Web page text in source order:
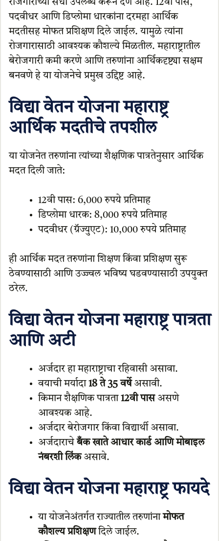
रोजगाराच्या संधी उपलब्ध करून देणे आहे. 12वी पास,
पदवीधर आणि डिप्लोमा धारकांना दरमहा आर्थिक
मदतीसह मोफत प्रशिक्षण दिले जाईल. यामुळे त्यांना
रोजगारासाठी आवश्यक कौशल्ये मिळतील. महाराष्ट्रातील
बेरोजगारी कमी करणे आणि तरुणांना आर्थिकदृष्ट्या सक्षम
बनवणे हे या योजनेचे प्रमुख उद्दिष्ट आहे.
विद्या वेतन योजना महाराष्ट्र
आर्थिक मदतीचे तपशील
या योजनेत तरुणांना त्यांच्या शैक्षणिक पात्रतेनुसार आर्थिक
मदत दिली जाते:
12वी पास: 6,000 रुपये प्रतिमाह
डिप्लोमा धारक: 8,000 रुपये प्रतिमाह
पदवीधर (ग्रॅज्युएट): 10,000 रुपये प्रतिमाह
ही आर्थिक मदत तरुणांना शिक्षण किंवा प्रशिक्षण सुरू
ठेवण्यासाठी आणि उज्ज्वल भविष्य घडवण्यासाठी उपयुक्त
ठरेल.
विद्या वेतन योजना महाराष्ट्र पात्रता
आणि अटी
अर्जदार हा महाराष्ट्राचा रहिवासी असावा.
वयाची मर्यादा 18 ते 35 वर्षेअसावी.
किमान शैक्षणिक पात्रता 12वी पासअसणे
आवश्यक आहे.
अर्जदार बेरोजगार किंवा विद्यार्थी असावा.
अर्जदाराचेबँक खाते आधार कार्ड आणि मोबाइल
नंबरशी लिंकअसावे.
विद्या वेतन योजना महाराष्ट्र फायदे
या योजनेअंतर्गत राज्यातील तरुणांनामोफत
कौशल्य प्रशिक्षणदिले जाईल.